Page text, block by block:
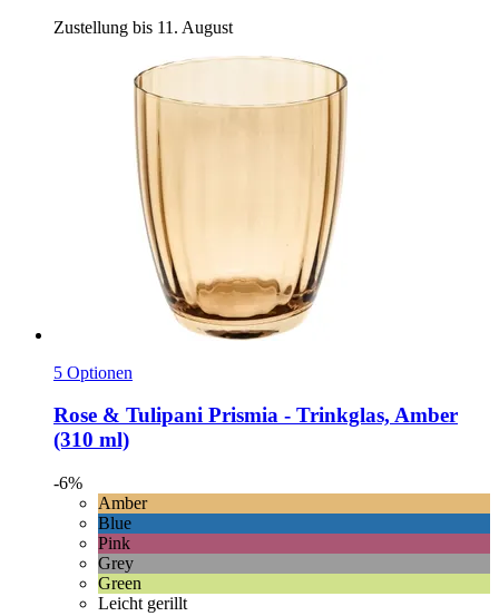
Zustellung bis 11. August
5 Optionen
Rose & Tulipani Prismia -​ Trinkglas, Amber
(310 ml)
-6%
Amber
Blue
Pink
Grey
Green
Leicht gerillt